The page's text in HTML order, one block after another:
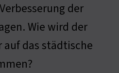
der
Wie wird der
auf das städtische